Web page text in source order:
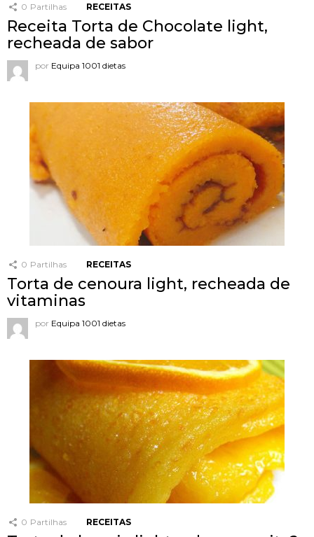
0 Partilhas RECEITAS
Receita Torta de Chocolate light,
recheada de sabor
por Equipa 1001 dietas
0 Partilhas RECEITAS
Torta de cenoura light, recheada de
vitaminas
por Equipa 1001 dietas
0 Partilhas RECEITAS